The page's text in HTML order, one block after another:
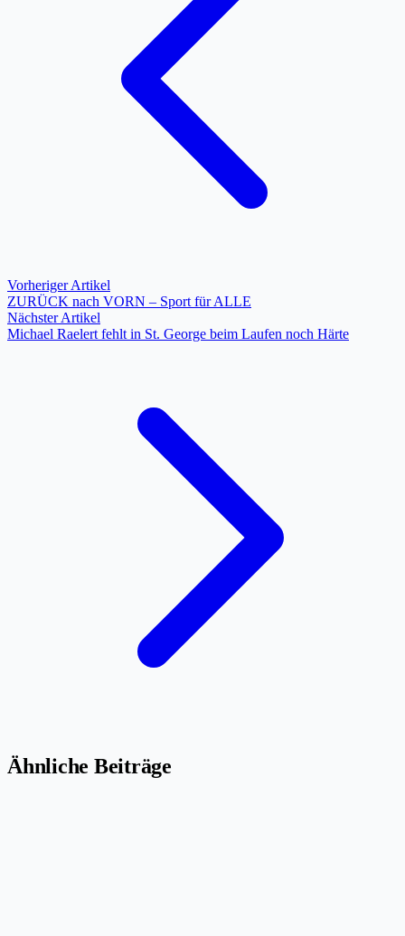
Vorheriger Artikel
ZURÜCK nach VORN – Sport für ALLE
Nächster Artikel
Michael Raelert fehlt in St. George beim Laufen noch Härte
Ähnliche Beiträge